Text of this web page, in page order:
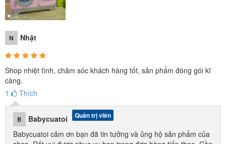
N Nhật
Shop nhiệt tình, chăm sóc khách hàng tốt, sản phẩm đóng gói kĩ
càng.
1
Thích
B Babycuatoi Quản trị viên
Babycuatoi cảm ơn bạn đã tin tưởng và ủng hộ sản phẩm của